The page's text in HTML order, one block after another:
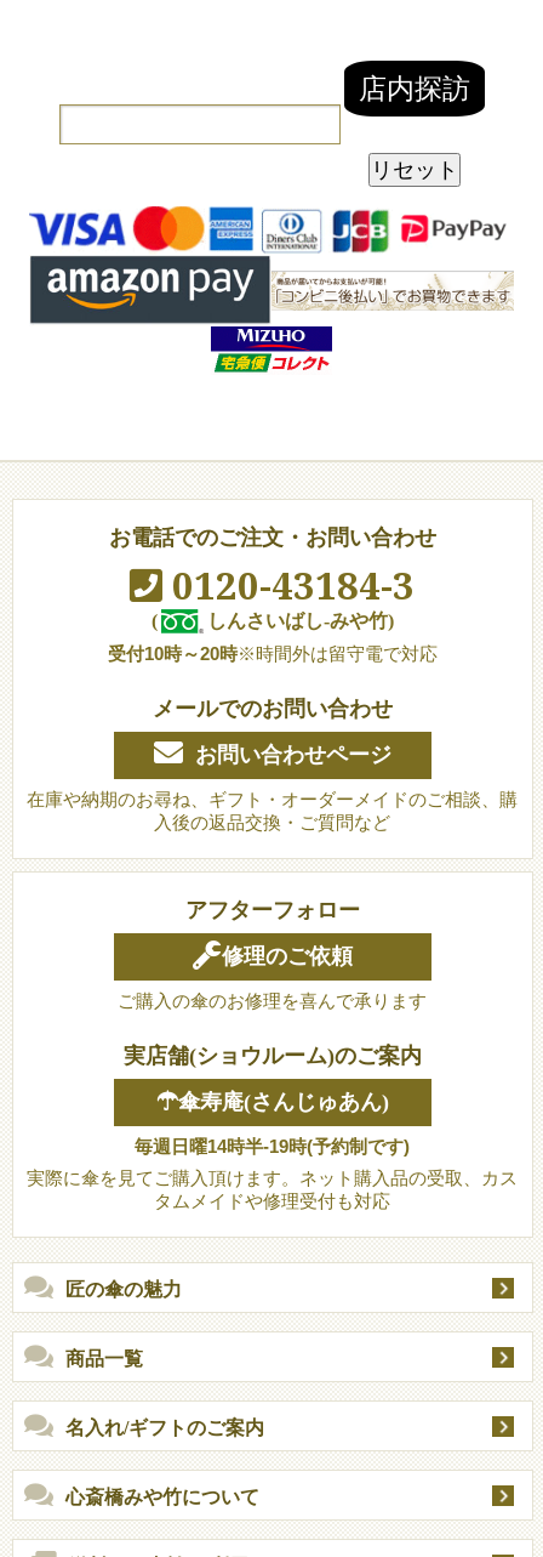
お電話でのご注文・お問い合わせ
0120-43184-3
(
しんさいばし-みや竹)
受付10時～20時※時間外は留守電で対応
メールでのお問い合わせ
お問い合わせページ
在庫や納期のお尋ね、ギフト・オーダーメイドのご相談、購
入後の返品交換・ご質問など
アフターフォロー
修理のご依頼
ご購入の傘のお修理を喜んで承ります
実店舗(ショウルーム)のご案内
☂傘寿庵(さんじゅあん)
毎週日曜14時半-19時(予約制です)
実際に傘を見てご購入頂けます。ネット購入品の受取、カス
タムメイドや修理受付も対応
匠の傘の魅力
商品一覧
名入れ/ギフトのご案内
心斎橋みや竹について